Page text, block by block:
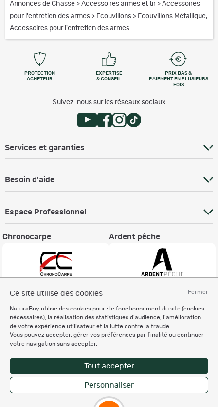
Fermer
Ce site utilise des cookies
NaturaBuy utilise des cookies pour : le fonctionnement du site (cookies
nécessaires), la réalisation des statistiques d'audience, l'amélioration
de votre expérience utilisateur et la lutte contre la fraude.
Vous pouvez accepter, gérer vos préférences par finalité ou continuer
votre navigation sans accepter.
Tout accepter
Personnaliser
Annonces de Chasse > Accessoires armes et tir > Accessoires
pour l'entretien des armes > Ecouvillons > Ecouvillons Métallique,
Accessoires pour l'entretien des armes
PROTECTION
ACHETEUR
EXPERTISE
& CONSEIL
PRIX BAS &
PAIEMENT EN PLUSIEURS
FOIS
Suivez-nous sur les réseaux sociaux
Services et garanties
Besoin d'aide
Espace Professionnel
Chronocarpe Ardent pêche
Charte éthique
Mentions légales
Règlement & Conditions d'utilisation
Politique de protection
des données personnelles
Personnalisation des cookies
Copyright © 2007-2026 NaturaBuy. Tous droits réservés. N°CNIL: 1239459.
Les marques commerciales mentionnées appartiennent à leurs propriétaires